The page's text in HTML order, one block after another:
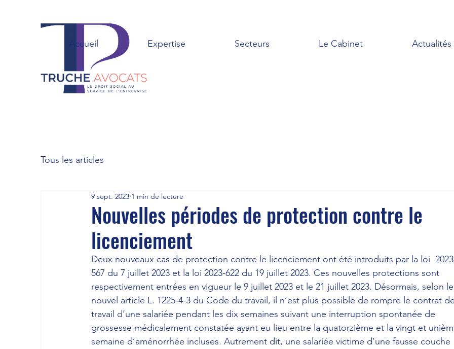
Accueil Expertise Secteurs Le Cabinet Actualités
Tous les articles
Nouvelles périodes de protection contre le
licenciement
9 sept. 2023 1 min de lecture
Deux nouveaux cas de protection contre le licenciement ont été introduits par la loi
567 du 7 juillet 2023 et la loi 2023-622 du 19 juillet 2023. Ces nouvelles protections sont
respectivement entrées en vigueur le 9 juillet 2023 et le 21 juillet 2023. Désormais, selon
nouvel article L. 1225-4-3 du Code du travail , il n’est plus possible de rompre le contrat
travail d’une salariée pendant les dix semaines suivant une interruption spontanée de
grossesse médicalement constatée ayant eu lieu entre la quatorzième et la vingt et
semaine d’aménorrhée incluses. Autrement dit, une salariée victime d’une fausse couche